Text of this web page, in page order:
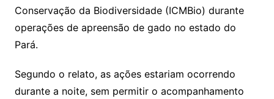
Conservação da Biodiversidade (ICMBio) durante
operações de apreensão de gado no estado do
Pará.
Segundo o relato, as ações estariam ocorrendo
durante a noite, sem permitir o acompanhamento